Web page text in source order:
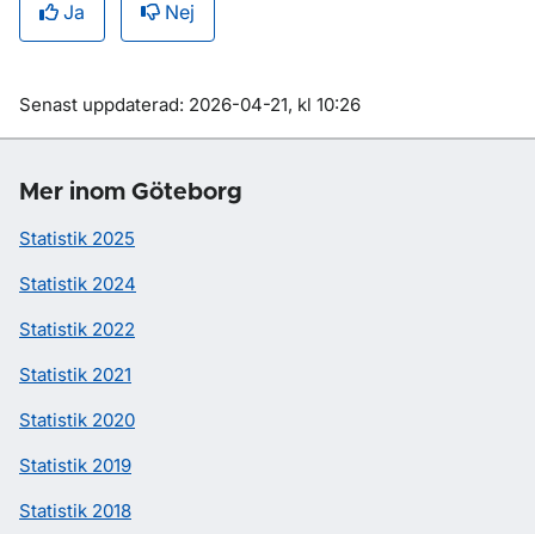
November 23 500
Ja Nej
Om sidan
Senast uppdaterad: 2026-04-21, kl 10:26
Mer inom Göteborg
Statistik 2025
Statistik 2024
Statistik 2022
Statistik 2021
Statistik 2020
Statistik 2019
Statistik 2018